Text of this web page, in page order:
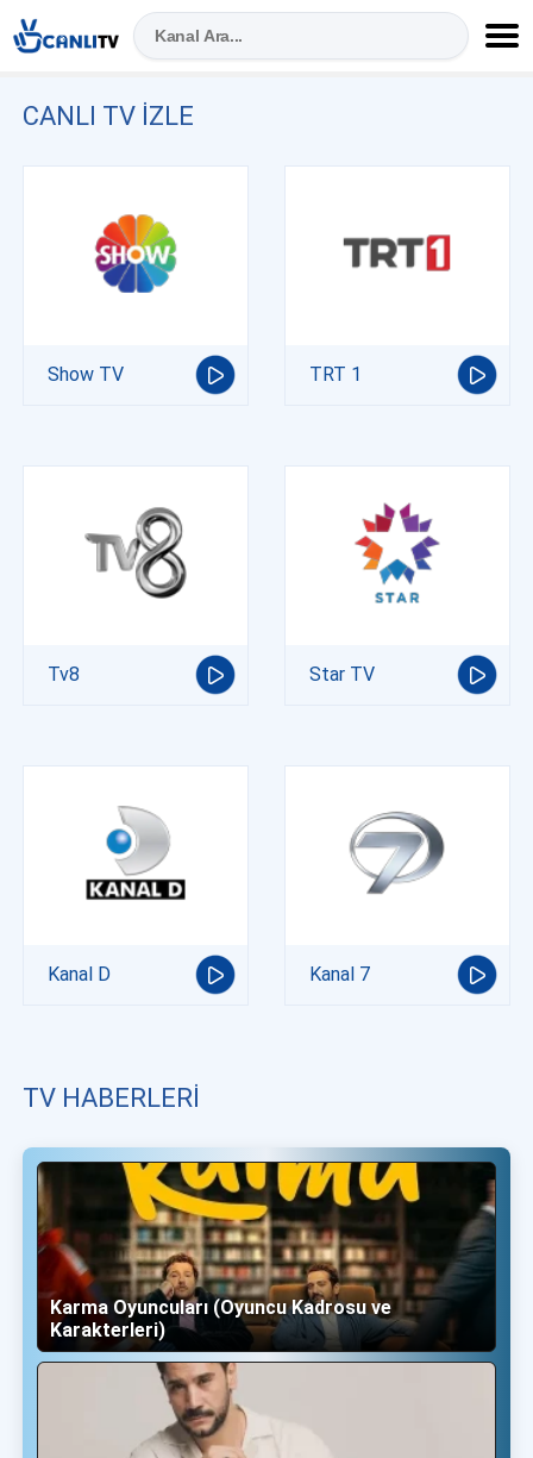
CANLI TV IZLE
Show TV TRT 1
Tv8 Star TV
Kanal D Kanal 7
TV HABERLERI
Karma Oyuncuları (Oyuncu Kadrosu ve
Karakterleri)